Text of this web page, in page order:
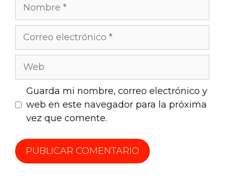
Guarda mi nombre, correo electrónico y
web en este navegador para la próxima
vez que comente.